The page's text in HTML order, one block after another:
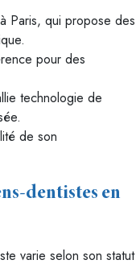
Paris, qui propose des
pour des
technologie de
de son
dentistes en
varie selon son statut